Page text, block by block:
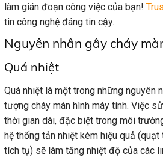
làm gián đoạn công việc của bạn!
tin công nghệ đáng tin cậy.
Nguyên nhân gây cháy
Quá nhiệt
Quá nhiệt là một trong những nguyên
tượng cháy màn hình máy tính. Việc
thời gian dài, đặc biệt trong môi
hệ thống tản nhiệt kém hiệu quả
tích tụ) sẽ làm tăng nhiệt độ của các